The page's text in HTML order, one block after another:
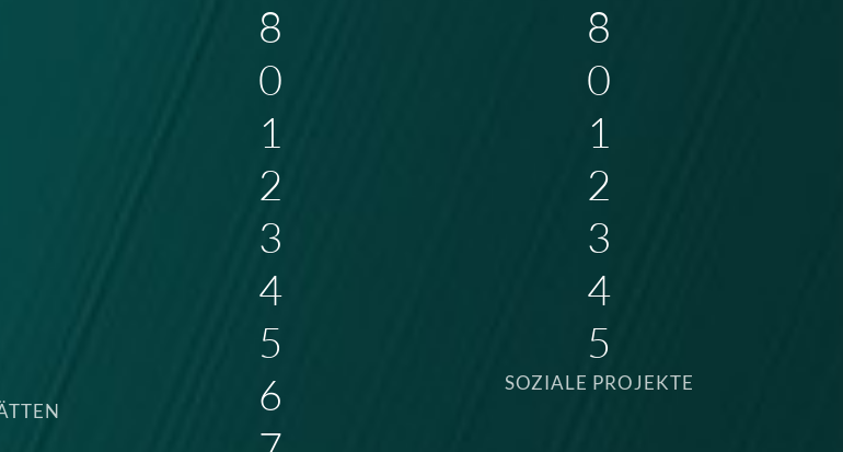
8
0
1
2
3
4
5
6
8
0
1
2
3
4
5
SOZIALE PROJEKTE